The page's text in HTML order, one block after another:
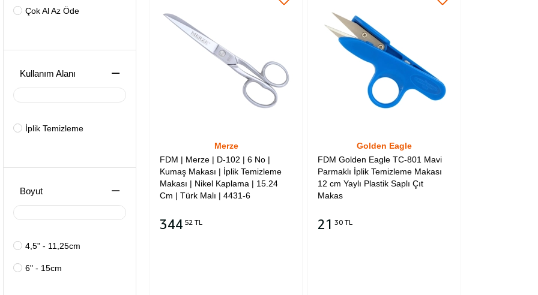
Çok Al Az Öde
Kullanım Alanı
İplik Temizleme
Boyut
4,5" - 11,25cm
6" - 15cm
Merze
FDM | Merze | D-102 | 6 No |
Kumaş Makası | İplik Temizleme
Makası | Nikel Kaplama | 15.24
Cm | Türk Malı | 4431-6
344 52 TL
Golden Eagle
FDM Golden Eagle TC-801 Mavi
Parmaklı İplik Temizleme Makası
12 cm Yaylı Plastik Saplı Çıt
Makas
21 30 TL